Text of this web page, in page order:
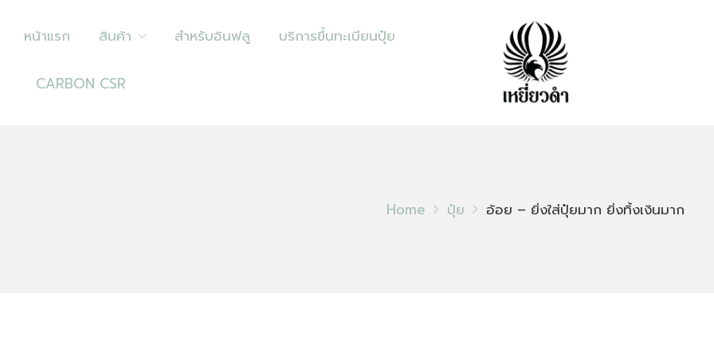
หน้าแรก สินค้า สำหรับอินฟลู บริการขึ้นทะเบียนปุ๋ย
CARBON CSR
Home ปุ๋ย อ้อย – ยิ่งใส่ปุ๋ยมาก ยิ่งทิ้งเงินมาก